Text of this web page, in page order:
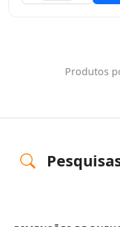
Produtos